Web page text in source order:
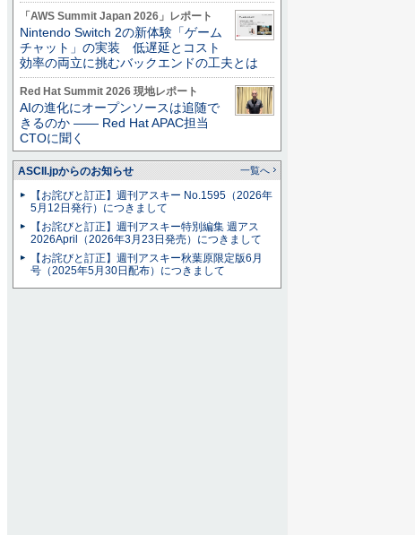
「AWS Summit Japan 2026」レポート
Nintendo Switch 2の新体験「ゲーム
チャット」の実装 低遅延とコスト
効率の両立に挑むバックエンドの工夫とは
Red Hat Summit 2026 現地レポート
AIの進化にオープンソースは追随で
きるのか ―― Red Hat APAC担当
CTOに聞く
ASCII.jpからのお知らせ 一覧へ
【お詫びと訂正】週刊アスキー No.1595（2026年
5月12日発行）につきまして
【お詫びと訂正】週刊アスキー特別編集 週アス
2026April（2026年3月23日発売）につきまして
【お詫びと訂正】週刊アスキー秋葉原限定版6月
号（2025年5月30日配布）につきまして